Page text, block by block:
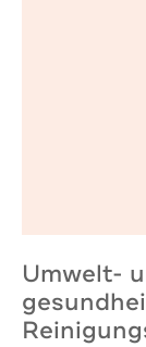
Umwelt-